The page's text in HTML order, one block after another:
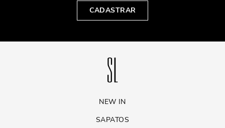
CADASTRAR
NEW IN
SAPATOS